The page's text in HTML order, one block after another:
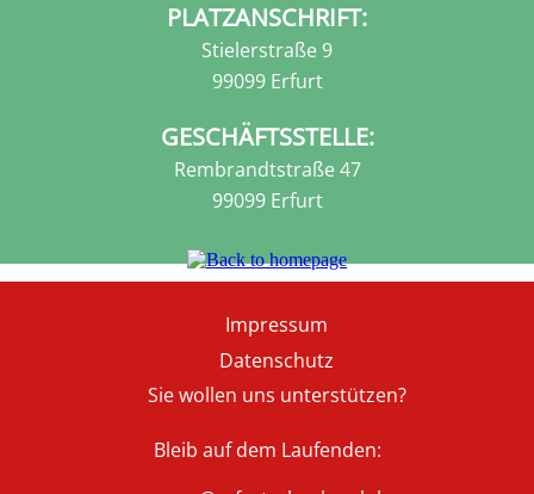
PLATZANSCHRIFT:
Stielerstraße 9
99099 Erfurt
GESCHÄFTSSTELLE:
Rembrandtstraße 47
99099 Erfurt
Impressum
Datenschutz
Sie wollen uns unterstützen?
Bleib auf dem Laufenden: